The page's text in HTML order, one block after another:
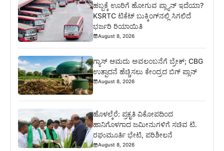
ಹಬ್ಬಕ್ಕೆ ಊರಿಗೆ ಹೋಗುವ ಪ್ಲ್ಯಾನ್ ಇದೆಯಾ?
KSRTC ಟಿಕೆಟ್ ಬುಕ್ಕಿಂಗ್‌ನಲ್ಲಿ ಸಿಗಲಿದೆ
ಭರ್ಜರಿ ರಿಯಾಯಿತಿ
August 8, 2026
ಗ್ಯಾಸ್ ಆಮದು ಅವಲಂಬನೆಗೆ ಬ್ರೇಕ್; CBG
ಉತ್ಪಾದನೆ ಹೆಚ್ಚಿಸಲು ಕೇಂದ್ರದ ಬಿಗ್ ಪ್ಲಾನ್
August 8, 2026
ಹೊಳಲ್ಕೆರೆ: ಪ್ರಕೃತಿ ವಿಕೋಪದಿಂದ
ಹಾನಿಗೊಳಗಾದ ಜಮೀನುಗಳಿಗೆ ಸಚಿವ ಟಿ.
ರಘುಮೂರ್ತಿ ಭೇಟಿ, ಪರಿಶೀಲನೆ
August 8, 2026